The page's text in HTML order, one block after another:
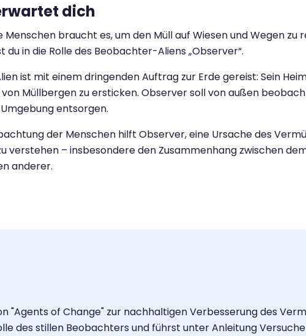
dich
Menschen braucht es, um den Müll auf Wiesen und Wegen zu
du in die Rolle des Beobachter-Aliens „Observer“.
ist mit einem dringenden Auftrag zur Erde gereist: Sein
Müllbergen zu ersticken. Observer soll von außen
entsorgen.
der Menschen hilft Observer, eine Ursache des
verstehen – insbesondere den Zusammenhang zwischen
anderer.
"Agents of Change" zur nachhaltigen Verbesserung des
des stillen Beobachters und führst unter Anleitung